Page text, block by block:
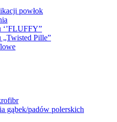
powłok
‘’FLUFFY”
Pille”
gąbek/padów polerskich